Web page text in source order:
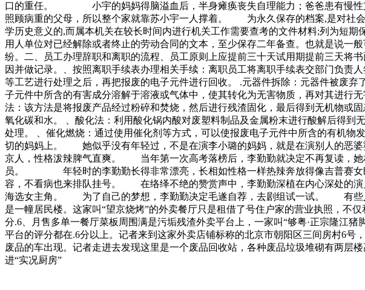
口的重任。 小宇的妈妈得脑溢血后，半身瘫痪丧失自理能力；爸爸患有慢性支
照顾病重的父母，所以整个家就靠苏小宇一人撑着。 为永久保存的档案,是对社
学历史意义的,而属本机关在较长时间内进行机关工作需要查考的文件材料;列为短
用人单位对已经解除或者终止的劳动合同的文本，至少保存二年备查。也就是说一
纷。二、员工办理辞职和离职的流程、员工原则上应提前三十天试用期提前三天将
因并做记录。、按照离职手续表办理相关手续：离职员工将离职手续表交部门负责
等工艺进行处理之后，再把报废的电子元件进行回收。 .元器件拆除：元器件被废
子元件中所含的有害成分溶解于溶液或气体中，使其转化为无害物质，再对其进行
法：该方法是将报废产品经过粉碎和焚烧，然后进行残渣固化，最后得到无机物或
氧化碳和水。 、酸化法：利用酸化锅内酸对废塑料制品及金属粉末进行酸解后得
处理。 、催化燃烧：通过使用催化剂等方式，可以使报废电子元件中所含的有机
切的妈妈上。 她似乎没有年轻过，不是在演李小璐的妈妈，就是在演别人
京人，性格泼辣脾气直爽。 当年第一次高考落榜后，李勤勤就决定不再复读，
员。 年轻时的李勤勤长得非常漂亮，长相如性格一样热辣奔放得像吉普赛
容，不看病也来排队挂号。 在络绎不绝的赞赏声中，李勤勤深植在内心深
海选女主角。 为了自己的梦想，李勤勤决定毛遂自荐，去剧组试一试。 有些人
是一幢居民楼。这家叫“望京烧烤”的外卖餐厅只是租借了号住户家的营业执照，不
分.6、月售多单一餐厅菜板周围满是污垢残渣外卖平台上，一家叫“够粤·正宗隆江
平台的评分都在.6分以上。记者来到这家外卖店铺标称的北京市朝阳区三间房村6号
废品的车出现。记者走进去发现这里是一个废品回收站，各种废品垃圾堆砌有两层
进“实况厨房”